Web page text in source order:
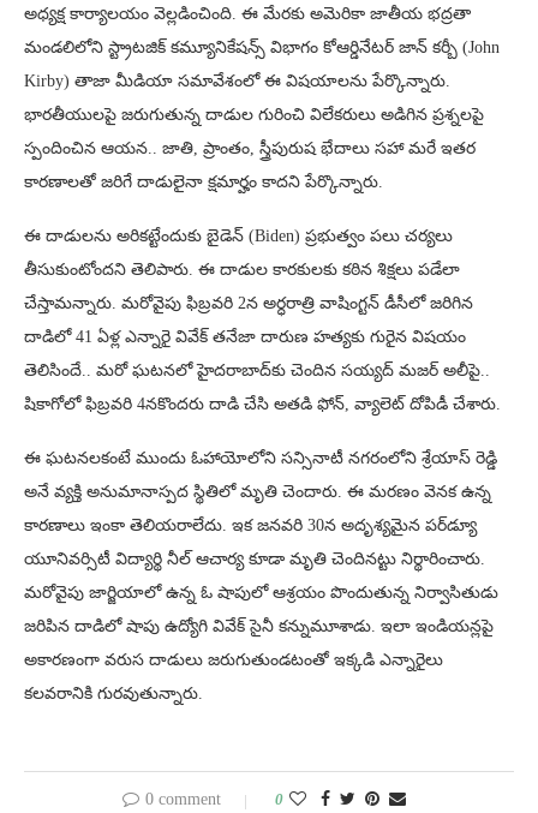
అధ్యక్ష కార్యాలయం వెల్లడించింది. ఈ మేరకు అమెరికా జాతీయ భద్రతా
మండలిలోని స్ట్రాటజిక్ కమ్యూనికేషన్స్ విభాగం కోఆర్డినేటర్ జాన్ కర్బీ (John
Kirby) తాజా మీడియా సమావేశంలో ఈ విషయాలను పేర్కొన్నారు.
భారతీయులపై జరుగుతున్న దాడుల గురించి విలేకరులు అడిగిన ప్రశ్నలపై
స్పందించిన ఆయన.. జాతి, ప్రాంతం, స్త్రీపురుష భేదాలు సహా మరే ఇతర
కారణాలతో జరిగే దాడులైనా క్షమార్హం కాదని పేర్కొన్నారు.
ఈ దాడులను అరికట్టేందుకు బైడెన్ (Biden) ప్రభుత్వం పలు చర్యలు
తీసుకుంటోందని తెలిపారు. ఈ దాడుల కారకులకు కఠిన శిక్షలు పడేలా
చేస్తామన్నారు. మరోవైపు ఫిబ్రవరి 2న అర్ధరాత్రి వాషింగ్టన్ డీసీలో జరిగిన
దాడిలో 41 ఏళ్ల ఎన్నారై వివేక్ తనేజా దారుణ హత్యకు గురైన విషయం
తెలిసిందే.. మరో ఘటనలో హైదరాబాద్‌కు చెందిన సయ్యద్ మజర్ అలీపై..
షికాగోలో ఫిబ్రవరి 4నకొందరు దాడి చేసి అతడి ఫోన్, వ్యాలెట్ దోపిడీ చేశారు.
ఈ ఘటనలకంటే ముందు ఓహాయోలోని సన్సినాటీ నగరంలోని శ్రేయాస్ రెడ్డి
అనే వ్యక్తి అనుమానాస్పద స్థితిలో మృతి చెందారు. ఈ మరణం వెనక ఉన్న
కారణాలు ఇంకా తెలియరాలేదు. ఇక జనవరి 30న అదృశ్యమైన పర్‌డ్యూ
యూనివర్సిటీ విద్యార్థి నీల్ ఆచార్య కూడా మృతి చెందినట్టు నిర్థారించారు.
మరోవైపు జార్జియాలో ఉన్న ఓ షాపులో ఆశ్రయం పొందుతున్న నిర్వాసితుడు
జరిపిన దాడిలో షాపు ఉద్యోగి వివేక్ సైనీ కన్నుమూశాడు. ఇలా ఇండియన్లపై
అకారణంగా వరుస దాడులు జరుగుతుండటంతో ఇక్కడి ఎన్నారైలు
కలవరానికి గురవుతున్నారు.
0 comment 0